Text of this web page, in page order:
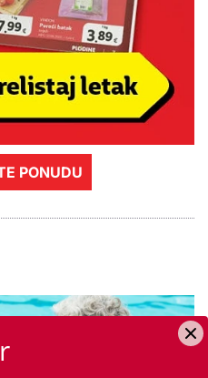
PONUDU